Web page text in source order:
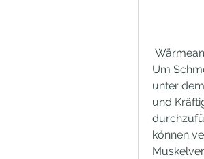
Um
unter
und
können